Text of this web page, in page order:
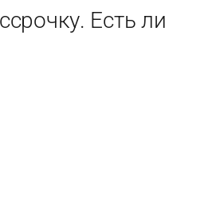
Есть ли